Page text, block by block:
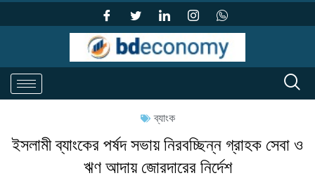
ব্যাংক
ইসলামী ব্যাংকের পর্ষদ সভায় নিরবচ্ছিন্ন গ্রাহক সেবা ও
ঋণ আদায় জোরদারের নির্দেশ